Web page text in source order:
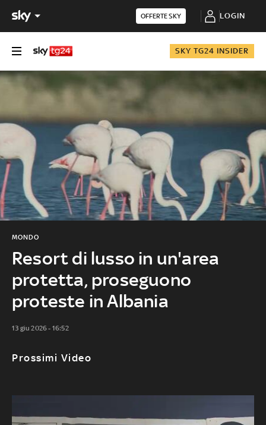
OFFERTE SKY LOGIN
SKY TG24 INSIDER
Resort di lusso in un'area
protetta, proseguono
proteste in Albania
MONDO
13 giu 2026 - 16:52
Prossimi Video